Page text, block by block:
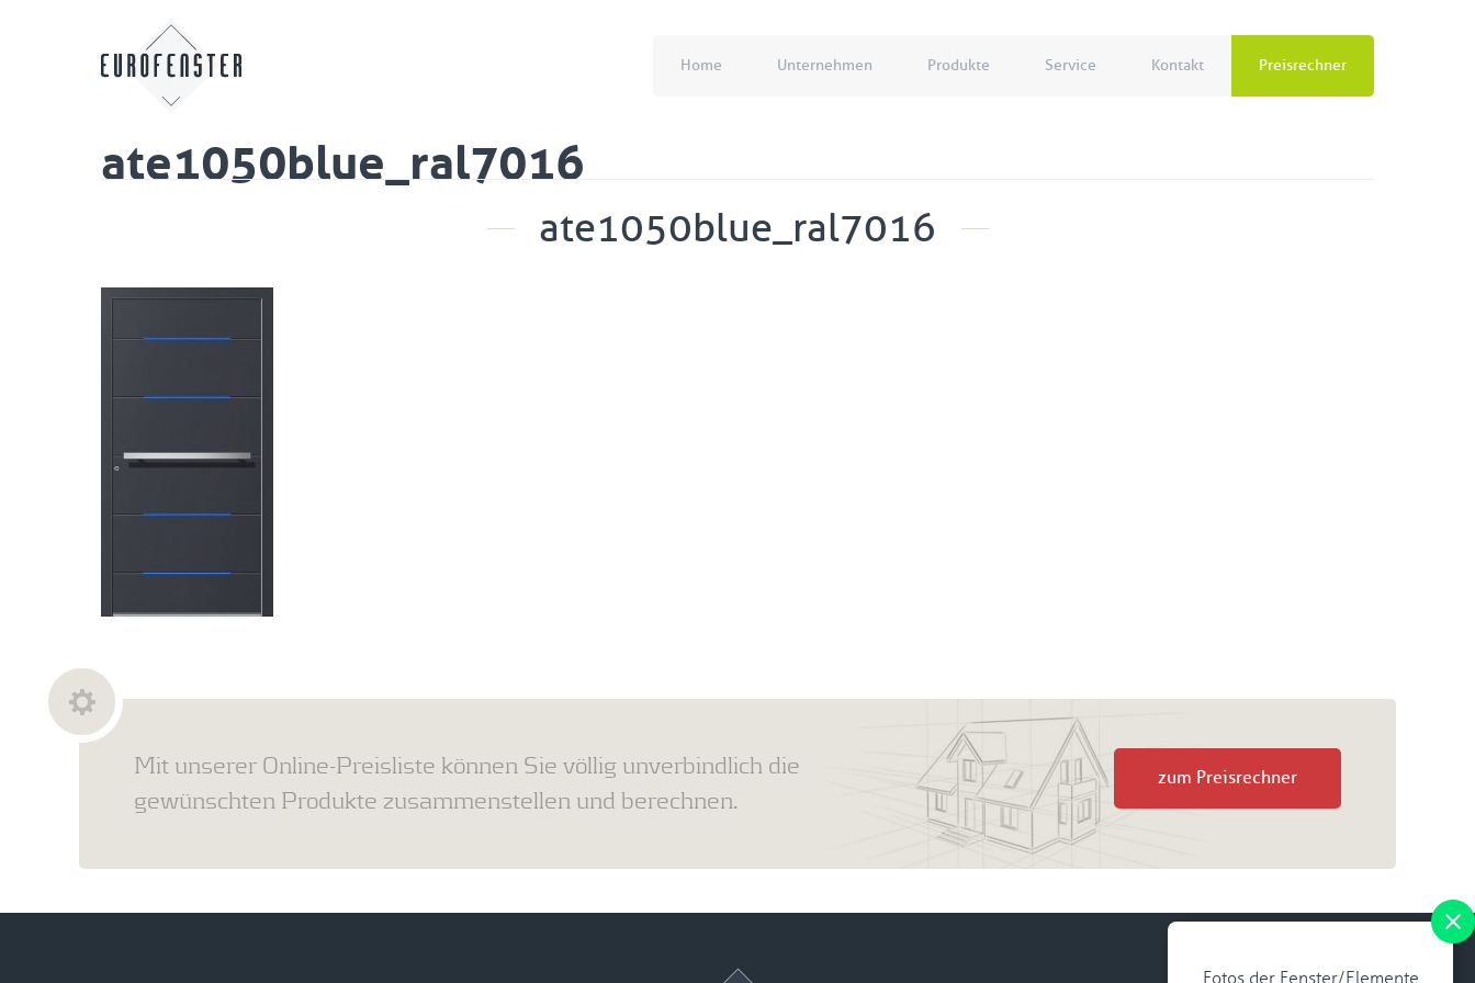
Home Unternehmen Produkte Service Kontakt Preisrechner
ate1050blue_ral7016
ate1050blue_ral7016
Fotos der Fenster/Elemente
Mit unserer Online-Preisliste können Sie völlig unverbindlich die
gewünschten Produkte zusammenstellen und berechnen.
zum Preisrechner